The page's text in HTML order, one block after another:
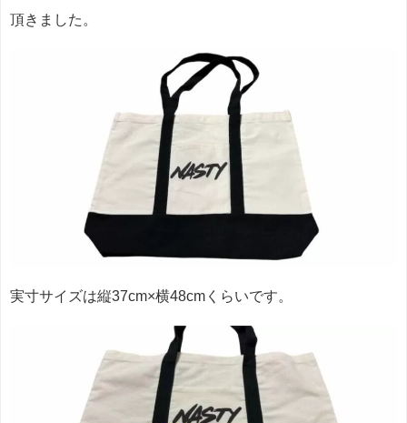
頂きました。
実寸サイズは縦37cm×横48cmくらいです。